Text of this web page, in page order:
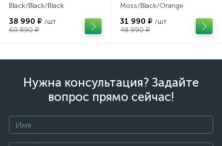
Black/Black/Black
38 990 ₽ /шт
60 890 ₽
Moss/Black/Orange
31 990 ₽ /шт
48 990 ₽
Нужна консультация? Задайте
вопрос прямо сейчас!